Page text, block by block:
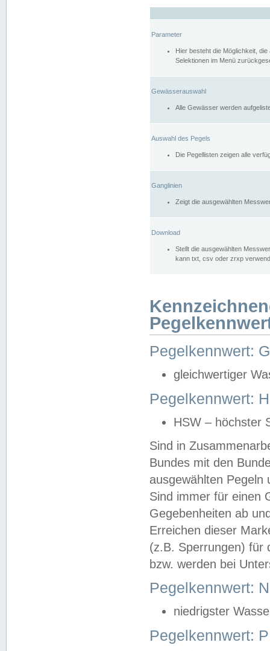
Parameter
Hier besteht die Möglichkeit,
Selektionen im Menü
Gewässerauswahl
Alle Gewässer werden
Auswahl des Pegels
Die Pegellisten zeigen alle
Ganglinien
Zeigt die ausgewählten
Download
Stellt die ausgewählten
kann txt, csv oder zrxp
Pegelkennwert:
gleichwertiger
Pegelkennwert:
HSW – höchster
Sind in
Bundes mit den
ausgewählten
Sind immer für einen
Gegebenheiten ab
Erreichen dieser
(z.B. Sperrungen) für
bzw. werden bei
Pegelkennwert:
niedrigster
Pegelkennwert: